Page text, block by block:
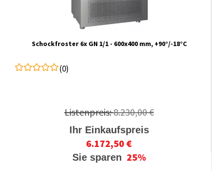
Schockfroster 6x GN 1/1 - 600x400 mm, +90°/-18°C
(0)
Listenpreis:8.230,00 €
Ihr Einkaufspreis
6.172,50 €
Sie sparen 25%